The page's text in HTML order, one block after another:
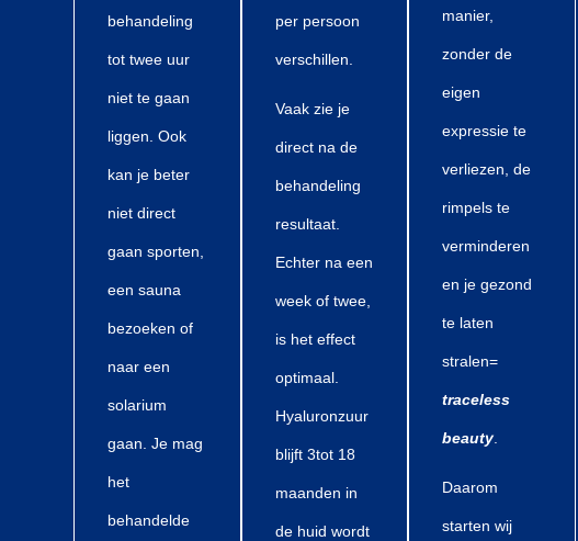
behandeling
tot twee uur
niet te gaan
liggen. Ook
kan je beter
niet direct
gaan sporten,
een sauna
bezoeken of
naar een
solarium
gaan. Je mag
het
behandelde
per persoon
verschillen.
Vaak zie je
direct na de
behandeling
resultaat.
Echter na een
week of twee,
is het effect
optimaal.
Hyaluronzuur
blijft 3tot 18
maanden in
de huid wordt
manier,
zonder de
eigen
expressie te
verliezen, de
rimpels te
verminderen
en je gezond
te laten
stralen=
traceless
beauty.
Daarom
starten wij